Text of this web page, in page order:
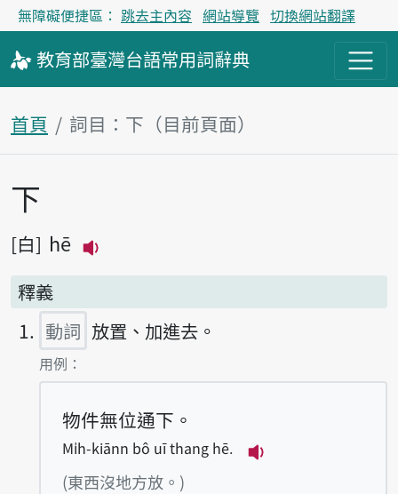
無障礙便捷區： 跳去主內容 網站導覽 切換網站翻譯
教育部臺灣台語常用詞辭典
首頁 詞目：下（目前頁面）
主內容區塊
下
白 hē
釋義
動詞 放置、加進去。
第1項釋義的
用例：
物件無位通下。
Mi̍h-kiānn bô uī thang hē.
(東西沒地方放。)